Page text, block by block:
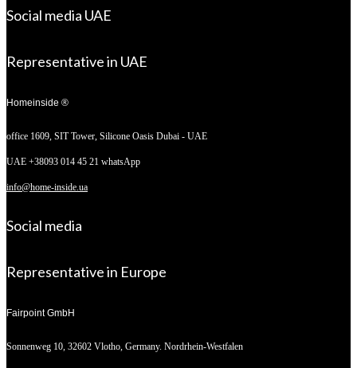
Social media UAE
Representative in UAE
Homeinside ®
office 1609, SIT Tower, Silicone Oasis Dubai - UAE
UAE +38093 014 45 21 whatsApp
info@home-inside.ua
Social media
Representative in Europe
Fairpoint GmbH
Sonnenweg 10, 32602 Vlotho, Germany. Nordrhein-Westfalen